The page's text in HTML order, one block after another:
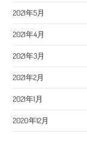
2021年5月
2021年4月
2021年3月
2021年2月
2021年1月
2020年12月